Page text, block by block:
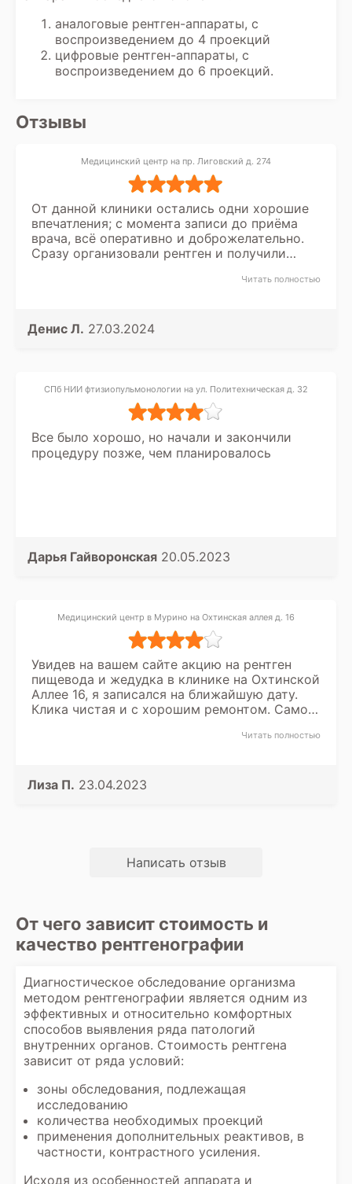
аналоговые рентген-аппараты, с
воспроизведением до 4 проекций
цифровые рентген-аппараты, с
воспроизведением до 6 проекций.
Отзывы
Медицинский центр на пр. Лиговский д. 274
От данной клиники остались одни хорошие
впечатления; с момента записи до приёма
врача, всё оперативно и доброжелательно.
Сразу организовали рентген и получили
направление по дальнейшему лечению.
информации, т.к скапливается очередь из за
Читать полностью
Денис Л. 27.03.2024
СПб НИИ фтизиопульмонологии на ул. Политехническая д. 32
Все было хорошо, но начали и закончили
процедуру позже, чем планировалось
Дарья Гайворонская 20.05.2023
Медицинский центр в Мурино на Охтинская аллея д. 16
Увидев на вашем сайте акцию на рентген
пищевода и жедудка в клинике на Охтинской
Аллее 16, я записался на ближайшую дату.
Клика чистая и с хорошим ремонтом. Само
безболезненно. Мне просили менять позы и
исследования. Врач внимательно следил за
Читать полностью
Лиза П. 23.04.2023
Написать отзыв
От чего зависит стоимость и
качество рентгенографии
Диагностическое обследование организма
методом рентгенографии является одним из
эффективных и относительно комфортных
способов выявления ряда патологий
внутренних органов. Стоимость рентгена
зависит от ряда условий:
зоны обследования, подлежащая
исследованию
количества необходимых проекций
применения дополнительных реактивов, в
частности, контрастного усиления.
Исходя из особенностей аппарата и